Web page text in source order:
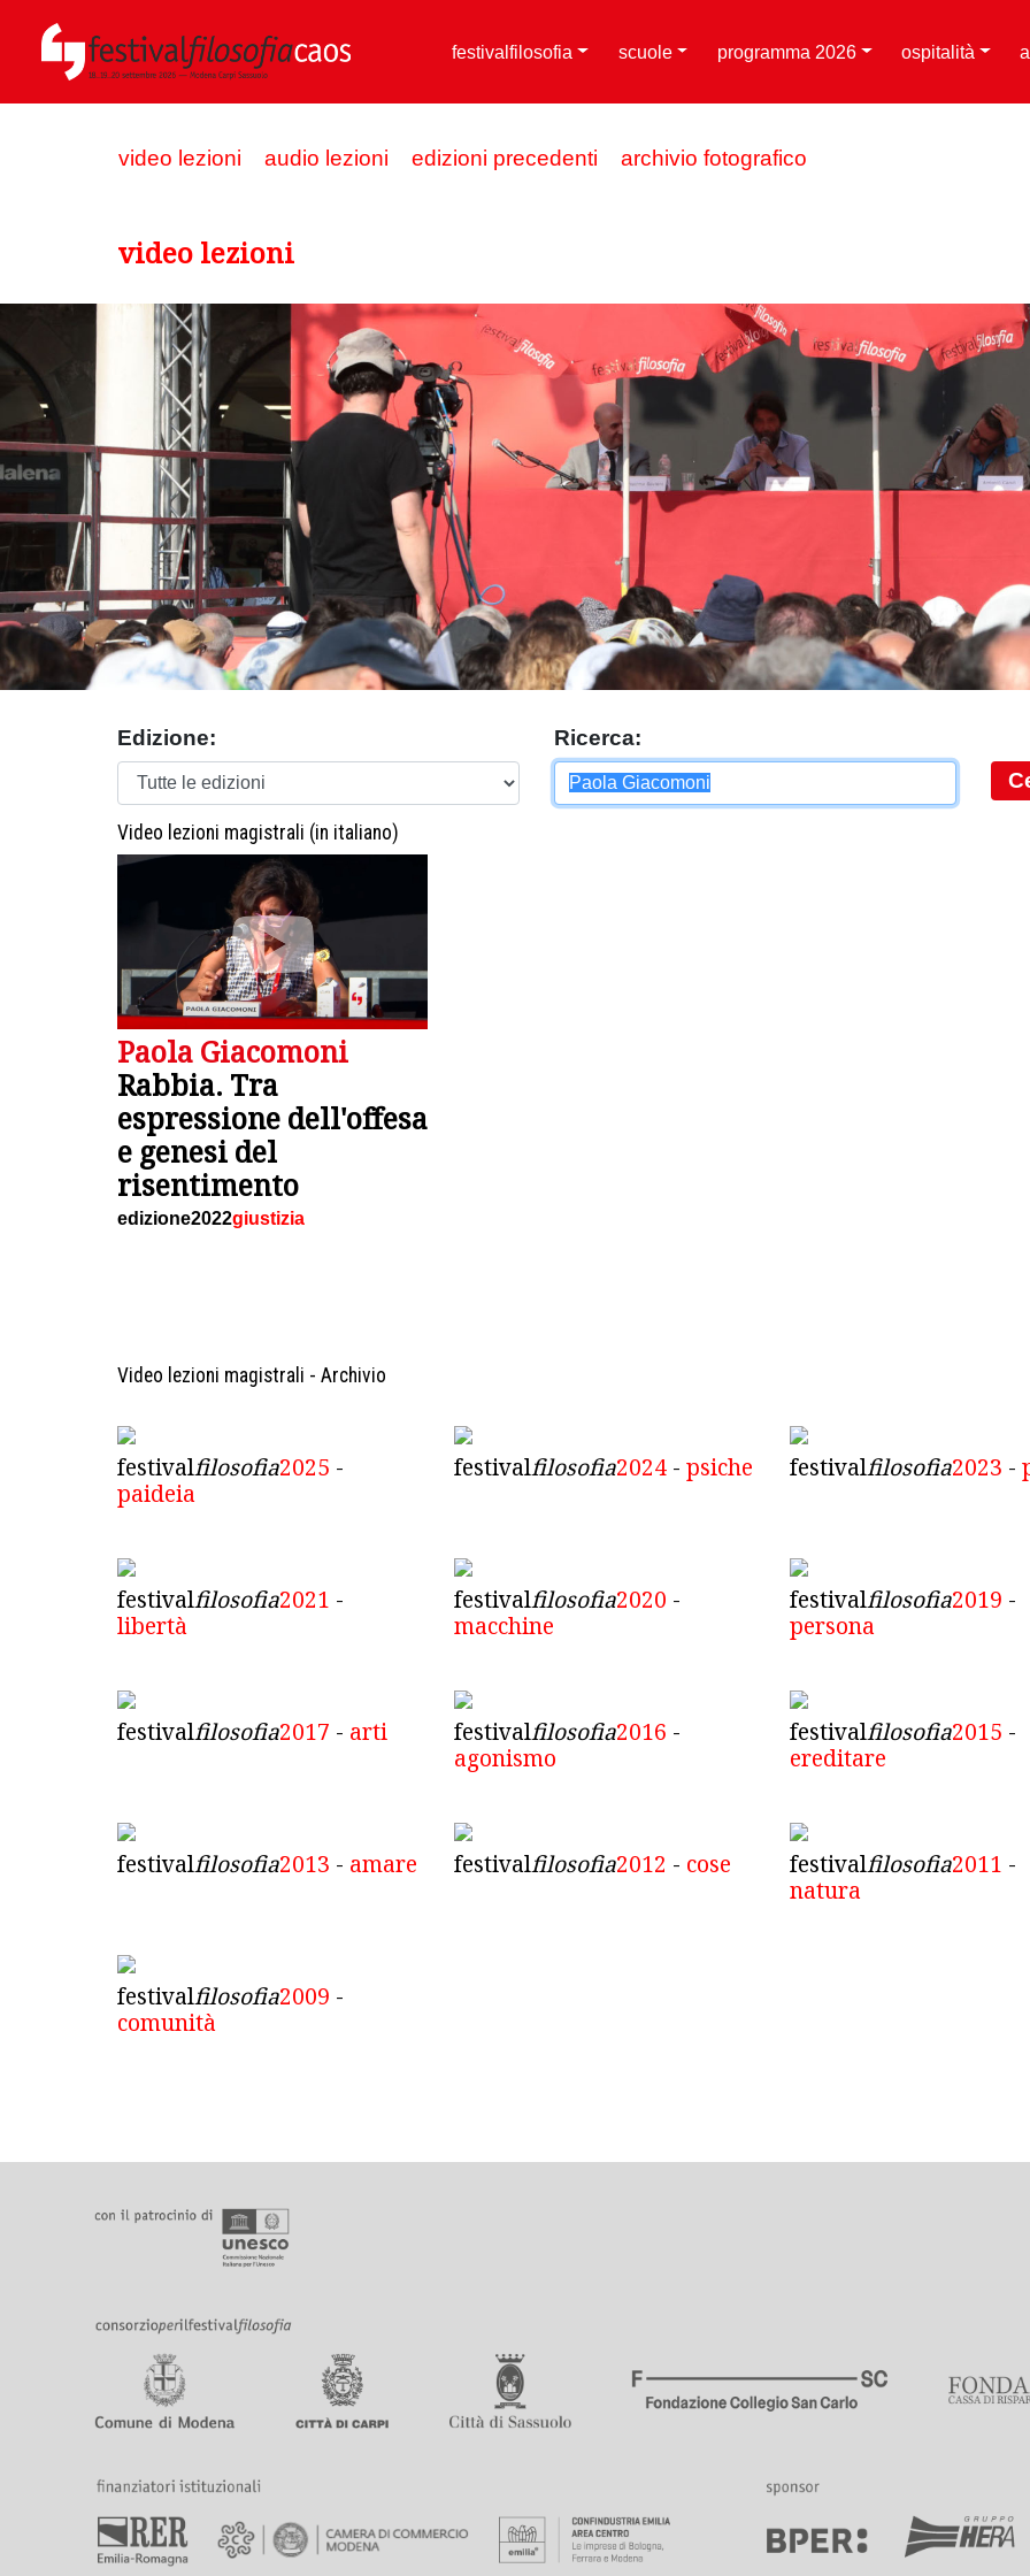
festivalfilosofia scuole programma 2026 ospitalità
video lezioni audio lezioni edizioni precedenti archivio fotografico
video lezioni
Edizione:
Ricerca:
Video lezioni magistrali (in italiano)
Paola Giacomoni
Rabbia. Tra
espressione dell'offesa
e genesi del
risentimento
edizione2022giustizia
Video lezioni magistrali - Archivio
festivalfilosofia2025 -
paideia
festivalfilosofia2024- psiche festivalfilosofia2023 -
festivalfilosofia2021 -
libertà
festivalfilosofia2020 -
macchine
festivalfilosofia2019 -
persona
festivalfilosofia2017 - arti festivalfilosofia2016 -
agonismo
festivalfilosofia2015 -
ereditare
festivalfilosofia2013 - amare festivalfilosofia2012 - cose festivalfilosofia2011 -
natura
festivalfilosofia2009 -
comunità